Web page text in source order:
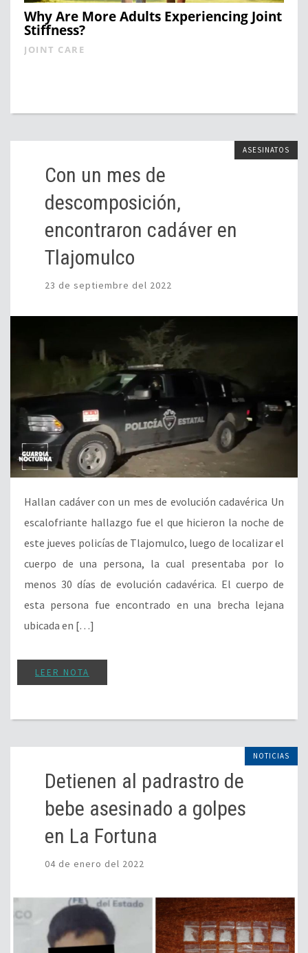
Why Are More Adults Experiencing Joint
Stiffness?
JOINT CARE
ASESINATOS
Con un mes de
descomposición,
encontraron cadáver en
Tlajomulco
23 de septiembre del 2022
Hallan cadáver con un mes de evolución cadavérica Un
escalofriante hallazgo fue el que hicieron la noche de
este jueves policías de Tlajomulco, luego de localizar el
cuerpo de una persona, la cual presentaba por lo
menos 30 días de evolución cadavérica. El cuerpo de
esta persona fue encontrado en una brecha lejana
ubicada en […]
LEER NOTA
NOTICIAS
Detienen al padrastro de
bebe asesinado a golpes
en La Fortuna
04 de enero del 2022